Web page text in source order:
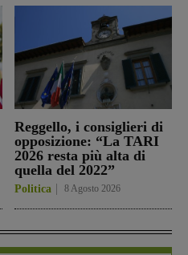
Reggello, i consiglieri di
opposizione: “La TARI
2026 resta più alta di
quella del 2022”
Politica 8 Agosto 2026